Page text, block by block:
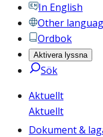
In English
Other
Ordbok
Aktivera lyssna
Sök
Aktuellt
Aktuellt
Dokument &